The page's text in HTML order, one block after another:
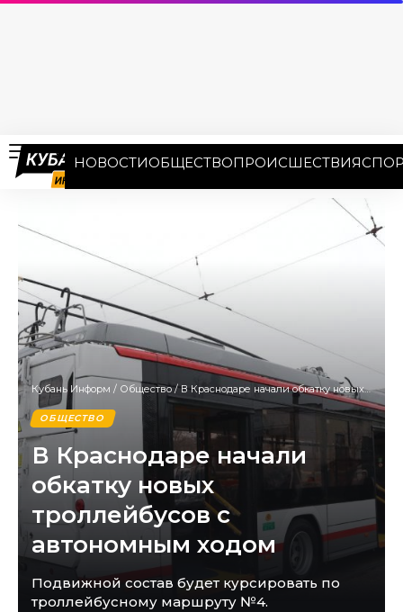
НОВОСТИОБЩЕСТВОПРОИСШЕСТВИЯ
Кубань Информ / Общество/В Краснодаре начали обкатку новых троллейбусов с автономным ходом
ОБЩЕСТВО
В Краснодаре начали
обкатку новых
троллейбусов с
автономным ходом
Подвижной состав будет курсировать по
троллейбусному маршруту №4.